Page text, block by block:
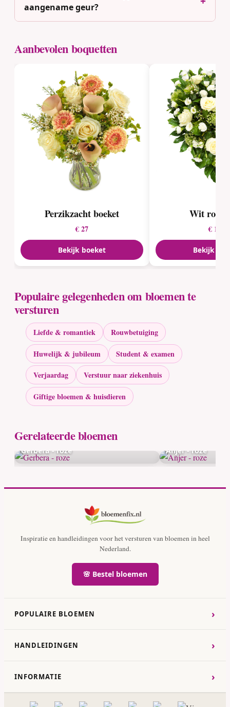
aangename geur?
Aanbevolen boquetten
Perzikzacht boeket
€ 27
Bekijk boeket
Wit
€ 100
Bekijk
Populaire gelegenheden om bloemen te
versturen
Liefde & romantiek
Rouwbetuiging
Huwelijk & jubileum
Student & examen
Verjaardag
Verstuur naar ziekenhuis
Giftige bloemen & huisdieren
Gerelateerde bloemen
Gerbera - roze Anjer - roze
Inspiratie en handleidingen voor het versturen van bloemen in heel
Nederland.
🌸 Bestel bloemen
POPULAIRE BLOEMEN ›
HANDLEIDINGEN ›
INFORMATIE ›